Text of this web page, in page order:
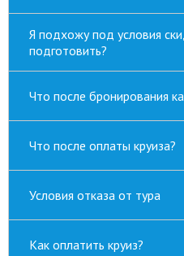
Я подхожу под условия
подготовить?
Что после бронирования
Что после оплаты круиза?
Условия отказа от тура
Как оплатить круиз?